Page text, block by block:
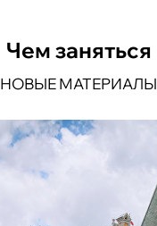
Чем заняться
НОВЫЕ МАТЕРИАЛЫ